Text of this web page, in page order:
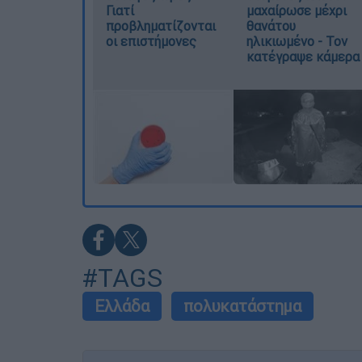
Γιατί
προβληματίζονται
οι επιστήμονες
μαχαίρωσε μέχρι
θανάτου
ηλικιωμένο - Τον
κατέγραψε κάμερα
#TAGS
Ελλάδα πολυκατάστημα